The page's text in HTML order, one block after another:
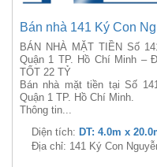
Bán nhà 141 Ký Con
BÁN NHÀ MẶT TIỀN Số
Quận 1 TP. Hồ Chí Minh –
TỐT 22 TỶ
Bán nhà mặt tiền tại Số
Quận 1 TP. Hồ Chí Minh.
Thông tin...
Diện tích: DT: 4.0m x
Địa chỉ: 141 Ký Con